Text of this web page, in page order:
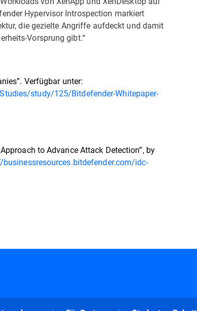
Hypervisor Introspection markiert
die gezielte Angriffe aufdeckt und damit
Vorsprung gibt.“
Verfügbar unter:
study/125/Bitdefender-Whitepaper-
to Advance Attack Detection”, by
idc-